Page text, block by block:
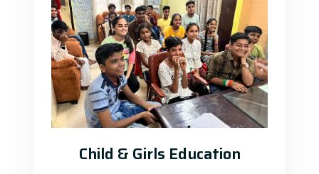
Child & Girls Education